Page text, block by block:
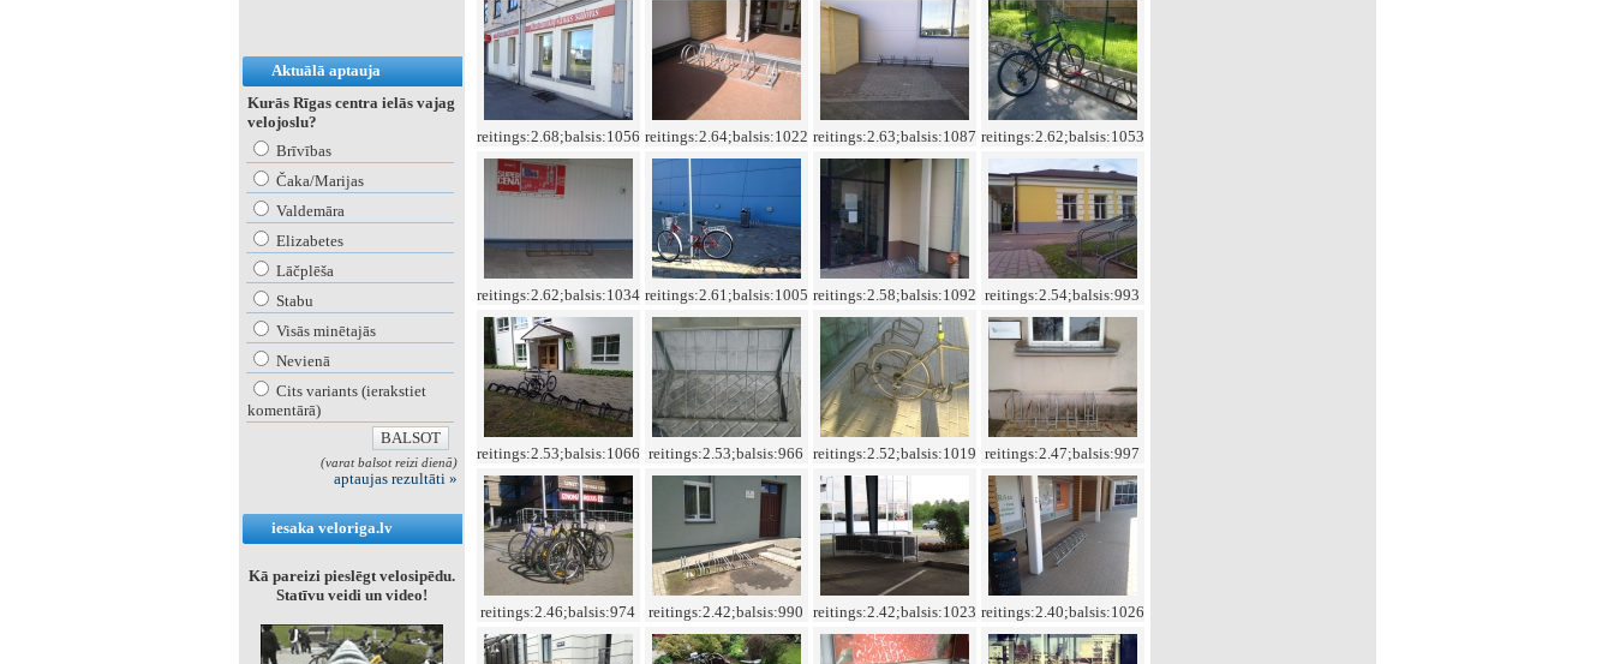
Aktuālā aptauja
Kurās Rīgas centra ielās vajag
velojoslu?
Brīvības
Čaka/Marijas
Valdemāra
Elizabetes
Lāčplēša
Stabu
Visās minētajās
Nevienā
Cits variants (ierakstiet
komentārā)
(varat balsot reizi dienā)
aptaujas rezultāti »
iesaka veloriga.lv
Kā pareizi pieslēgt velosipēdu.
Statīvu veidi un video!
reitings:2.68;balsis:1056 reitings:2.64;balsis:1022 reitings:2.63;balsis:1087 reitings:2.62;balsis:1053
reitings:2.62;balsis:1034 reitings:2.61;balsis:1005 reitings:2.58;balsis:1092 reitings:2.54;balsis:993
reitings:2.53;balsis:1066 reitings:2.53;balsis:966 reitings:2.52;balsis:1019 reitings:2.47;balsis:997
reitings:2.46;balsis:974 reitings:2.42;balsis:990 reitings:2.42;balsis:1023 reitings:2.40;balsis:1026